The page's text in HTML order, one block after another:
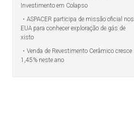
Investimento em Colapso
ASPACER participa de missão oficial nos
EUA para conhecer exploração de gás de
xisto
Venda de Revestimento Cerâmico cresce
1,45% neste ano